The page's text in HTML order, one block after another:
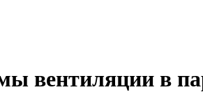
вентиляции в